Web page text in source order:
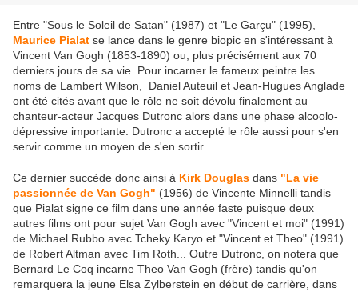
Entre "Sous le Soleil de Satan" (1987) et "Le Garçu" (1995),
Maurice Pialat se lance dans le genre biopic en s'intéressant à
Vincent Van Gogh (1853-1890) ou, plus précisément aux 70
derniers jours de sa vie. Pour incarner le fameux peintre les
noms de Lambert Wilson, Daniel Auteuil et Jean-Hugues Anglade
ont été cités avant que le rôle ne soit dévolu finalement au
chanteur-acteur Jacques Dutronc alors dans une phase alcoolo-
dépressive importante. Dutronc a accepté le rôle aussi pour s'en
servir comme un moyen de s'en sortir.
Ce dernier succède donc ainsi à Kirk Douglas dans "La vie
passionnée de Van Gogh" (1956) de Vincente Minnelli tandis
que Pialat signe ce film dans une année faste puisque deux
autres films ont pour sujet Van Gogh avec "Vincent et moi" (1991)
de Michael Rubbo avec Tcheky Karyo et "Vincent et Theo" (1991)
de Robert Altman avec Tim Roth... Outre Dutronc, on notera que
Bernard Le Coq incarne Theo Van Gogh (frère) tandis qu'on
remarquera la jeune Elsa Zylberstein en début de carrière, dans